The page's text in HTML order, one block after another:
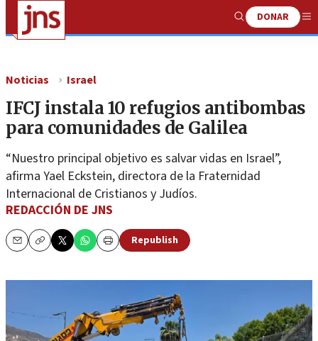
Show
Search
DONAR
Noticias Israel
IFCJ instala 10 refugios antibombas
para comunidades de Galilea
“Nuestro principal objetivo es salvar vidas en Israel”,
afirma Yael Eckstein, directora de la Fraternidad
Internacional de Cristianos y Judíos.
REDACCIÓN DE JNS
EmailCopy Print
Republish